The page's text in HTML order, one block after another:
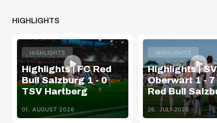
HIGHLIGHTS
HIGHLIGHTS
Highlights | FC Red
Bull Salzburg 1 - 0
TSV Hartberg
01. AUGUST 2026
HIGHLIGHTS
Highlights | SV
Oberwart 1 - 7
Red Bull
26. JULI 2026